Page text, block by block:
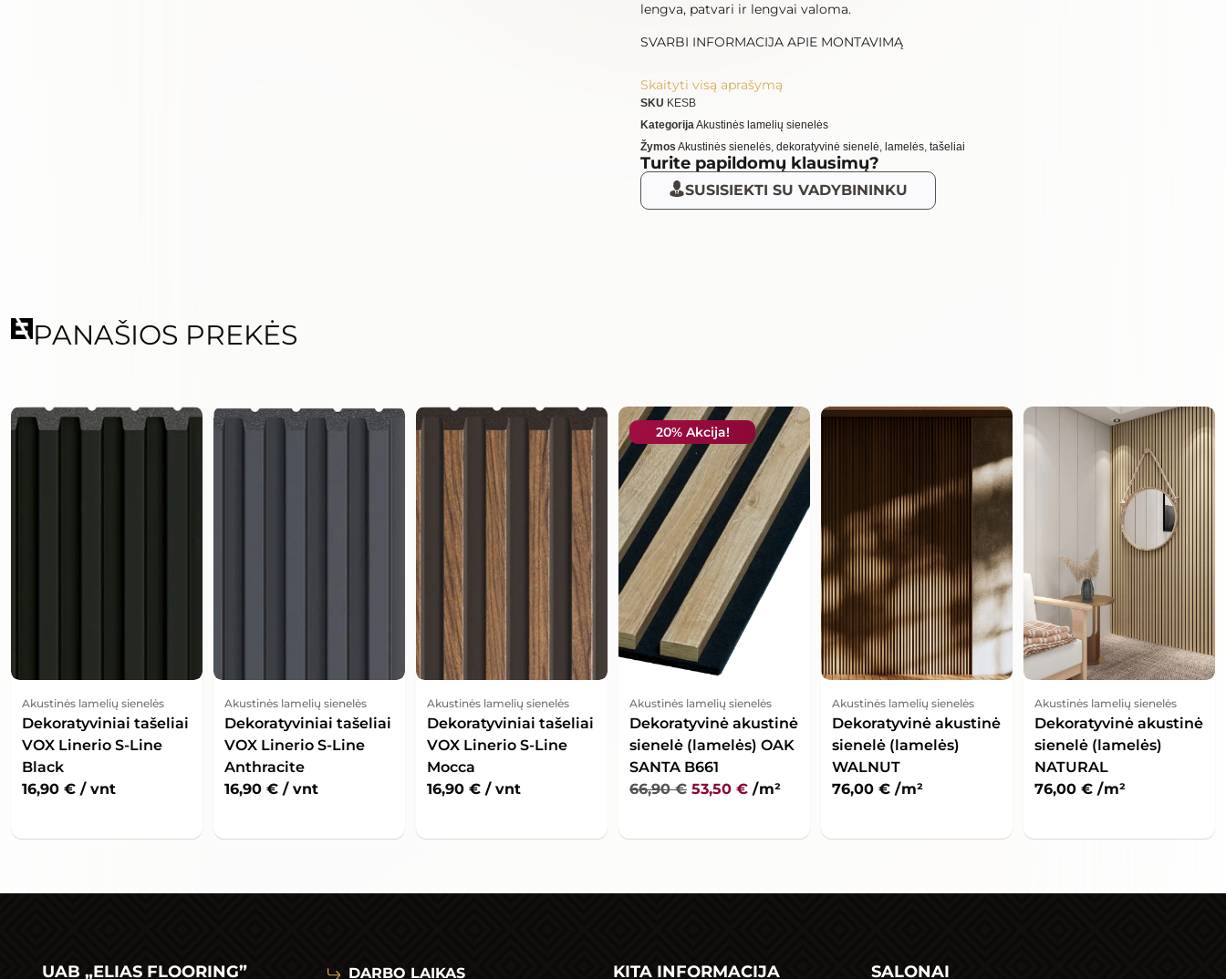
lengva, patvari ir lengvai valoma.
SVARBI INFORMACIJA APIE MONTAVIMĄ
Skaityti visą aprašymą
SKU KESB
KategorijaAkustinės lamelių sienelės
Žymos Akustinės sienelės, dekoratyvinė sienelė, lamelės, tašeliai
Turite papildomų klausimų?
SUSISIEKTI SU VADYBININKU
PANAŠIOS PREKĖS
Akustinės lamelių sienelės
Dekoratyviniai tašeliai
VOX Linerio S-Line
Black
16,90 € / vnt
Akustinės lamelių sienelės
Dekoratyviniai tašeliai
VOX Linerio S-Line
Anthracite
16,90 € / vnt
Akustinės lamelių sienelės
Dekoratyviniai tašeliai
VOX Linerio S-Line
Mocca
16,90 € / vnt
20% Akcija!
Akustinės lamelių sienelės
Dekoratyvinė akustinė
sienelė (lamelės) OAK
SANTA B661
66,90€ 53,50 € / m²
Akustinės lamelių sienelės
Dekoratyvinė akustinė
sienelė (lamelės)
WALNUT
76,00 € / m²
Akustinės lamelių sienelės
Dekoratyvinė akustinė
sienelė (lamelės)
NATURAL
76,00 € / m²
UAB „ELIAS FLOORING” DARBO LAIKAS KITA INFORMACIJA SALONAI